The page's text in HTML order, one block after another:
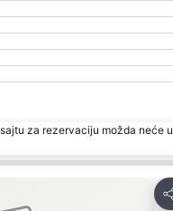
za rezervaciju možda neće